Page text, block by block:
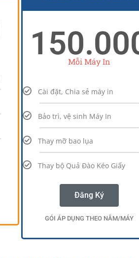
Mỗi Máy In
Cài đặt, Chia sẻ máy in
Bảo trì, vệ sinh Máy In
Thay mỡ bao lụa
Thay bộ Quả Đào Kéo Giấy
Đăng Ký
GÓI ÁP DỤNG THEO NĂM/MÁY